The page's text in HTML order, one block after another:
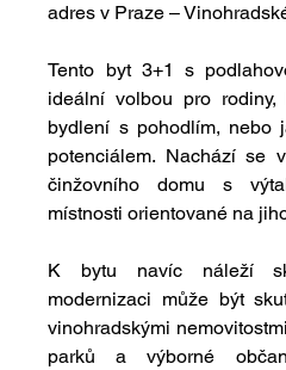
adres v Praze –
Tento byt 3+1 s
ideální volbou pro rodiny,
bydlení s pohodlím, nebo
potenciálem. Nachází se
činžovního domu s
místnosti orientované na
K bytu navíc náleží
modernizaci může být
vinohradskými
parků a výborné